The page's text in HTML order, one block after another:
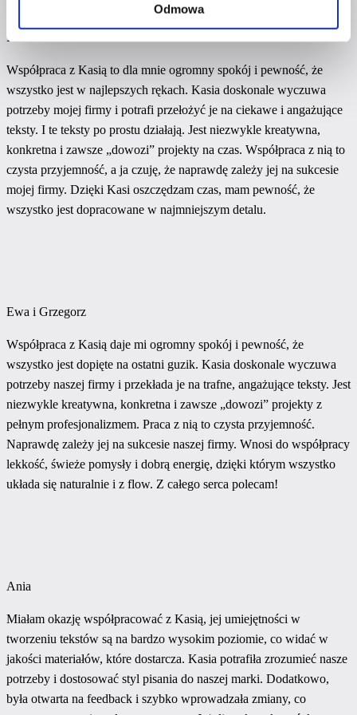
Odmowa
Ewa
Współpraca z Kasią to dla mnie ogromny spokój i pewność, że
wszystko jest w najlepszych rękach. Kasia doskonale wyczuwa
potrzeby mojej firmy i potrafi przełożyć je na ciekawe i angażujące
teksty. I te teksty po prostu działają. Jest niezwykle kreatywna,
konkretna i zawsze „dowozi” projekty na czas. Współpraca z nią to
czysta przyjemność, a ja czuję, że naprawdę zależy jej na sukcesie
mojej firmy. Dzięki Kasi oszczędzam czas, mam pewność, że
wszystko jest dopracowane w najmniejszym detalu.
Ewa i Grzegorz
Współpraca z Kasią daje mi ogromny spokój i pewność, że
wszystko jest dopięte na ostatni guzik. Kasia doskonale wyczuwa
potrzeby naszej firmy i przekłada je na trafne, angażujące teksty. Jest
niezwykle kreatywna, konkretna i zawsze „dowozi” projekty z
pełnym profesjonalizmem. Praca z nią to czysta przyjemność.
Naprawdę zależy jej na sukcesie naszej firmy. Wnosi do współpracy
lekkość, świeże pomysły i dobrą energię, dzięki którym wszystko
układa się naturalnie i z flow. Z całego serca polecam!
Ania
Miałam okazję współpracować z Kasią, jej umiejętności w
tworzeniu tekstów są na bardzo wysokim poziomie, co widać w
jakości materiałów, które dostarcza. Kasia potrafiła zrozumieć nasze
potrzeby i dostosować styl pisania do naszej marki. Dodatkowo,
była otwarta na feedback i szybko wprowadzała zmiany, co